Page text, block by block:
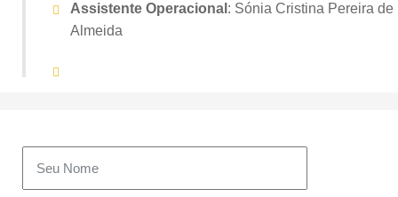
Assistente Operacional : Sónia Cristina Pereira de
Almeida